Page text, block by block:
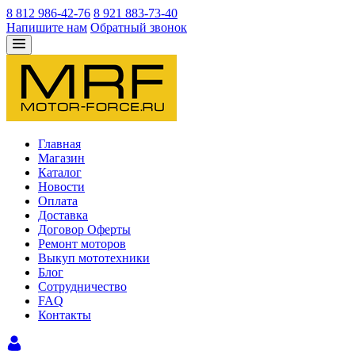
8 812 986-42-76 8 921 883-73-40
Напишите нам Обратный звонок
Главная
Магазин
Каталог
Новости
Оплата
Доставка
Договор Оферты
Ремонт моторов
Выкуп мототехники
Блог
Сотрудничество
FAQ
Контакты